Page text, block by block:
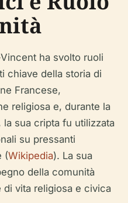
ha svolto ruoli
chiave della storia di
Francese,
religiosa e, durante la
la sua cripta fu utilizzata
su pressanti
(Wikipedia). La sua
della comunità
vita religiosa e civica